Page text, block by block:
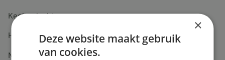
Keel en luchtwegen
Huidverzorging
Nachtrust
×
Deze website maakt gebruik
van cookies.